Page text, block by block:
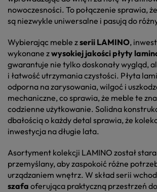
nowoczesności. To połączenie sprawia,
są niezwykle uniwersalne i pasują do
Wybierając meble zserii LAMINO,
wykonane zwysokiej jakości płyty
gwarantuje nie tylko doskonały wygląd,
i łatwość utrzymania czystości. Płyta
odporna na zarysowania, wilgoć i
mechaniczne, co sprawia, że meble te
codzienne użytkowanie. Solidna
dbałością o każdy detal sprawia, że
inwestycja na długie lata.
Asortyment kolekcji LAMINO został
przemyślany, aby zaspokoić różne
urządzaniem wnętrz. W skład serii
szafa oferująca praktyczną przestrzeń do